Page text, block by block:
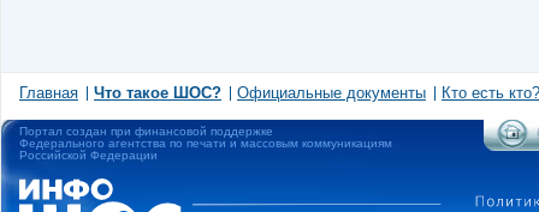
Главная Что такое ШОС? Официальные документы Кто есть кто?
Портал создан при финансовой поддержке
Федерального агентства по печати и массовым коммуникациям
Российской Федерации